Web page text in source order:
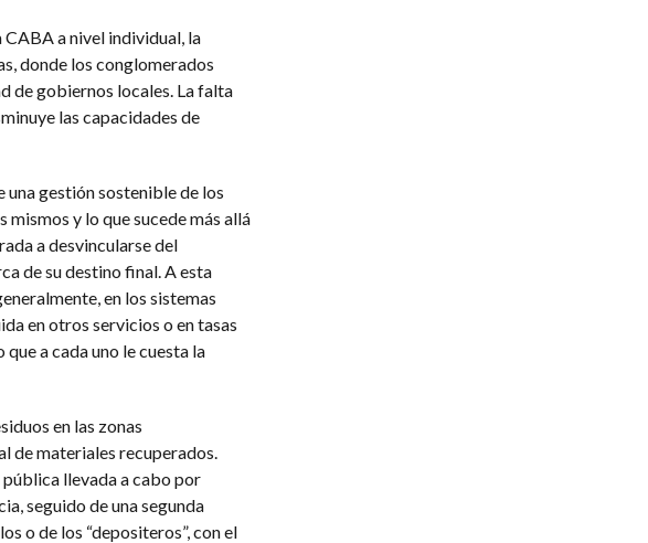
a nivel individual, la
donde los conglomerados
de gobiernos locales. La falta
las capacidades de
gestión sostenible de los
y lo que sucede más allá
a desvincularse del
de su destino final. A esta
en los sistemas
en otros servicios o en tasas
a cada uno le cuesta la
en las zonas
de materiales recuperados.
llevada a cabo por
seguido de una segunda
o de los “depositeros”, con el